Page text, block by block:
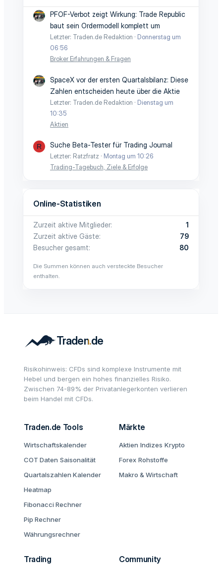
PFOF-Verbot zeigt Wirkung: Trade Republic
baut sein Ordermodell komplett um
Letzter: Traden.de Redaktion
Donnerstag um
06:56
Broker Erfahrungen & Fragen
SpaceX vor der ersten Quartalsbilanz: Diese
Zahlen entscheiden heute über die Aktie
Letzter: Traden.de Redaktion
Dienstag um
10:35
Aktien
R Suche Beta-Tester für Trading Journal
Letzter: Ratzfratz
Montag um 10:26
Trading-Tagebuch, Ziele & Erfolge
Online-Statistiken
Zurzeit aktive Mitglieder
1
Zurzeit aktive Gäste
79
Besucher gesamt
80
Die Summen können auch versteckte Besucher
enthalten.
Risikohinweis: CFDs sind komplexe Instrumente mit
Hebel und bergen ein hohes finanzielles Risiko.
Zwischen 74-89% der Privatanlegerkonten verlieren
beim Handel mit CFDs.
Traden.de Tools
Wirtschaftskalender
COT Daten Saisonalität
Quartalszahlen Kalender
Heatmap
Fibonacci Rechner
Pip Rechner
Währungsrechner
Märkte
Aktien Indizes Krypto
Forex Rohstoffe
Makro & Wirtschaft
Trading Community